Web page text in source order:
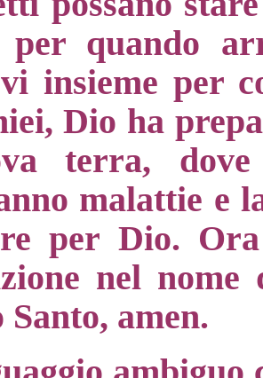
per quando
insieme per
Dio ha
terra,
malattie e
per Dio.
nel
amen.